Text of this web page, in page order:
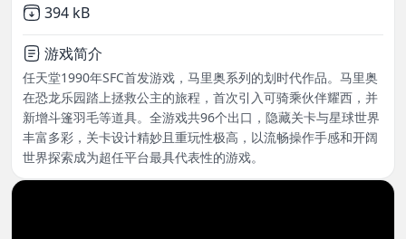
Not downloaded
394 kB
游戏简介
任天堂1990年SFC首发游戏，马里奥系列的划时代作品。马里奥
在恐龙乐园踏上拯救公主的旅程，首次引入可骑乘伙伴耀西，并
新增斗篷羽毛等道具。全游戏共96个出口，隐藏关卡与星球世界
丰富多彩，关卡设计精妙且重玩性极高，以流畅操作手感和开阔
世界探索成为超任平台最具代表性的游戏。